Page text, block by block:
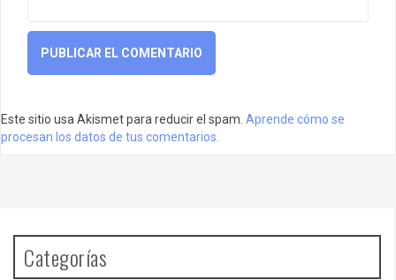
Este sitio usa Akismet para reducir el spam. Aprende cómo se
procesan los datos de tus comentarios.
Categorías